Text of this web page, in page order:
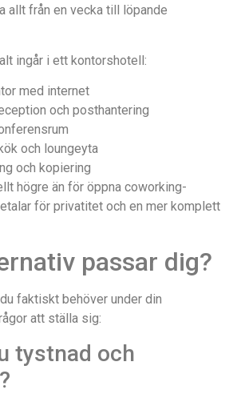
allt från en vecka till löpande
ingår i ett kontorshotell:
med internet
och posthantering
och loungeyta
och kopiering
högre än för öppna coworking-
för privatitet och en mer komplett
passar dig?
faktiskt behöver under din
att ställa sig:
tystnad och